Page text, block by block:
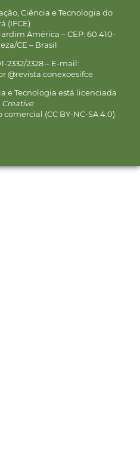
Ciência e Tecnologia do
(IFCE)
América – CEP: 60.410-
CE – Brasil
2332/2328 – E-mail:
@revista.conexoesifce
e Tecnologia está licenciada
Creative
(CC BY-NC-SA 4.0).